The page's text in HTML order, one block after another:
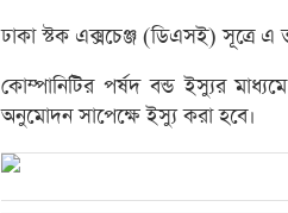
ঢাকা স্টক এক্সচেঞ্জ (ডিএসই) সূত্রে এ
কোম্পানিটির পর্ষদ বন্ড ইস্যুর
অনুমোদন সাপেক্ষে ইস্যু করা হবে।